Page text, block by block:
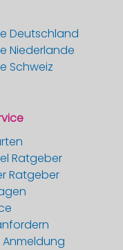
Deutschland
Niederlande
Schweiz
Ratgeber
Ratgeber